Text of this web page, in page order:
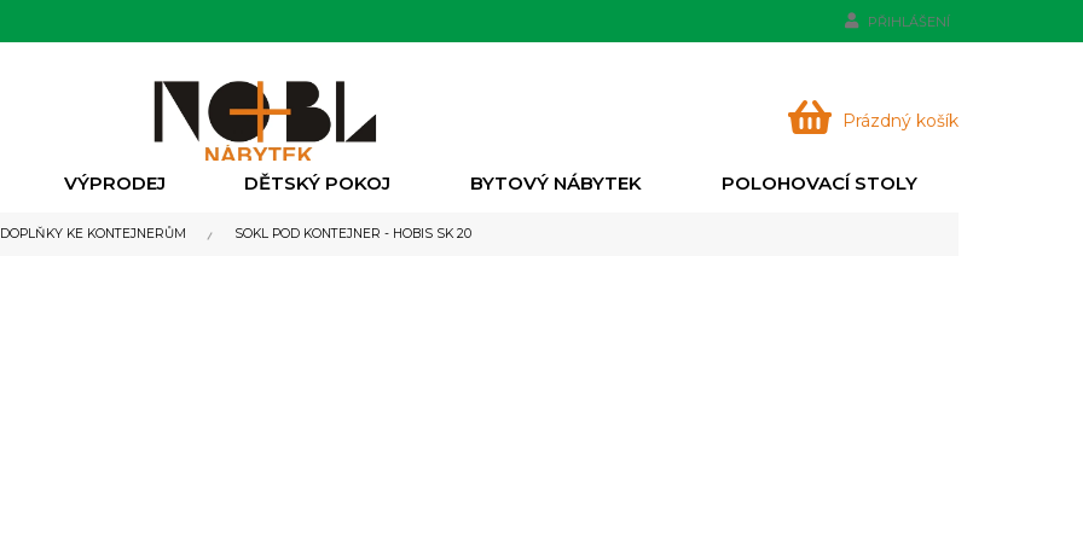
PŘIHLÁŠENÍ
NÁKUPNÍ
Prázdný košík
VÝPRODEJ DĚTSKÝ POKOJ BYTOVÝ NÁBYTEK POLOHOVACÍ STOLY
DOPLŇKY KE KONTEJNERŮM SOKL POD KONTEJNER - HOBIS SK 20